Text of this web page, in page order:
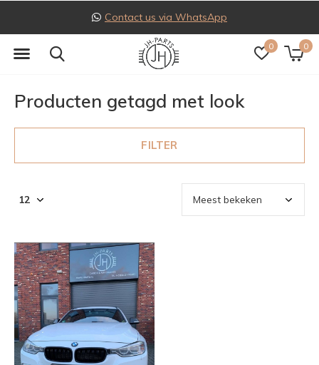
0 0
Contact us via WhatsApp
Producten getagd met look
FILTER